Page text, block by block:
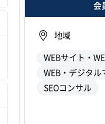
会
地域
WEBサイト・
WEB・デジタル
SEOコンサル